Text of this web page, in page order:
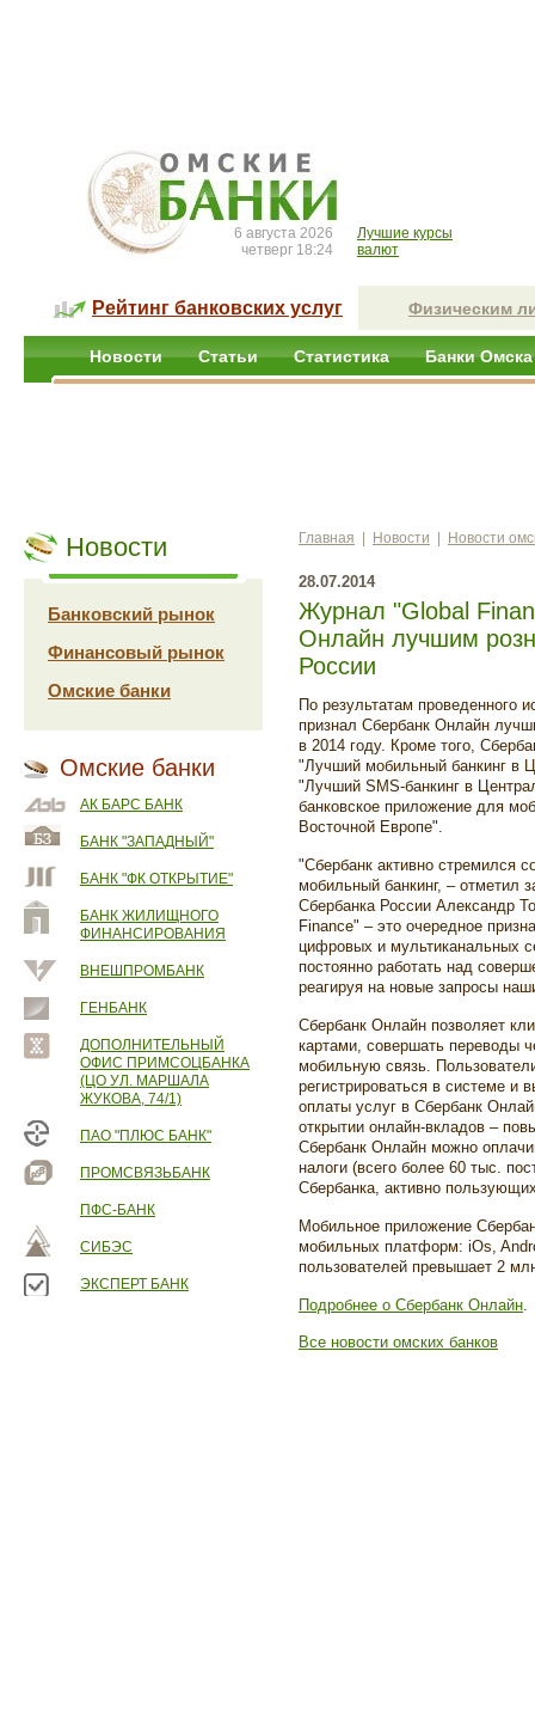
6 августа 2026
четверг 18:24
Лучшие курсы
валют
Рейтинг банковских услуг Физическим
Новости Статьи Статистика Банки Омска
Новости
Банковский рынок
Финансовый рынок
Омские банки
Омские банки
АК БАРС БАНК
БАНК "ЗАПАДНЫЙ"
БАНК "ФК ОТКРЫТИЕ"
БАНК ЖИЛИЩНОГО
ФИНАНСИРОВАНИЯ
ВНЕШПРОМБАНК
ГЕНБАНК
ДОПОЛНИТЕЛЬНЫЙ
ОФИС ПРИМСОЦБАНКА
(ЦО УЛ. МАРШАЛА
ЖУКОВА, 74/1)
ПАО "ПЛЮС БАНК"
ПРОМСВЯЗЬБАНК
ПФС-БАНК
СИБЭС
ЭКСПЕРТ БАНК
Главная Новости Новости
28.07.2014
Журнал "Global
Онлайн лучшим
России
По результатам проведенного
признал Сбербанк Онлайн
в 2014 году. Кроме того,
"Лучший мобильный банкинг в
"Лучший SMS-банкинг в
банковское приложение для
Восточной Европе".
"Сбербанк активно стремился
мобильный банкинг, – отметил
Сбербанка России Александр
Finance" – это очередное
цифровых и мультиканальных
постоянно работать над
реагируя на новые запросы
Сбербанк Онлайн позволяет
картами, совершать переводы
мобильную связь.
регистрироваться в системе и
оплаты услуг в Сбербанк
открытии онлайн-вкладов –
Сбербанк Онлайн можно
налоги (всего более 60 тыс.
Сбербанка, активно
Мобильное приложение
мобильных платформ: iOs,
пользователей превышает 2
Подробнее о Сбербанк Онлайн.
Все новости омских банков